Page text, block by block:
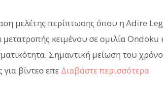
μελέτης περίπτωσης όπου η Adire
κειμένου σε ομιλία Ondoku
Σημαντική μείωση του
βίντεο επε Διαβάστε περισσότερα